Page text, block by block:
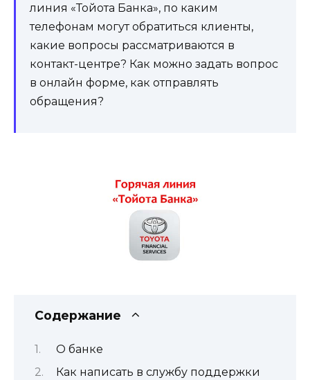
линия «Тойота Банка», по каким
телефонам могут обратиться клиенты,
какие вопросы рассматриваются в
контакт-центре? Как можно задать вопрос
в онлайн форме, как отправлять
обращения?
Содержание
О банке
Как написать в службу поддержки